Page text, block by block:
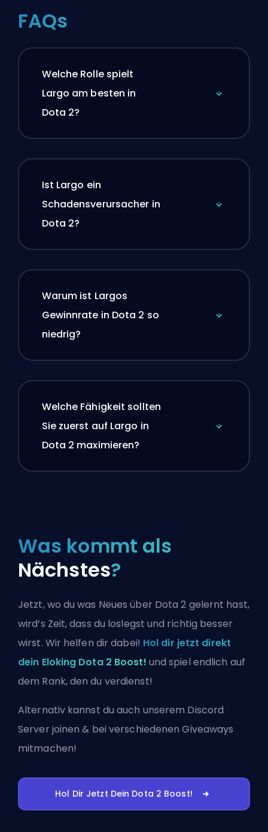
FAQs
Welche Rolle spielt
Largo am besten in
Dota 2?
Ist Largo ein
Schadensverursacher in
Dota 2?
Warum ist Largos
Gewinnrate in Dota 2 so
niedrig?
Welche Fähigkeit sollten
Sie zuerst auf Largo in
Dota 2 maximieren?
Was kommt als
Nächstes?
Jetzt, wo du was Neues über Dota 2 gelernt hast,
wird’s Zeit, dass du loslegst und richtig besser
wirst. Wir helfen dir dabei! Hol dir jetzt direkt
dein Eloking Dota 2 Boost! und spiel endlich auf
dem Rank, den du verdienst!
Alternativ kannst du auch unserem Discord
Server joinen & bei verschiedenen Giveaways
mitmachen!
Hol Dir Jetzt Dein Dota 2 Boost!